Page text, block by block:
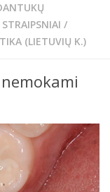
/
(LIETUVIŲ K.)